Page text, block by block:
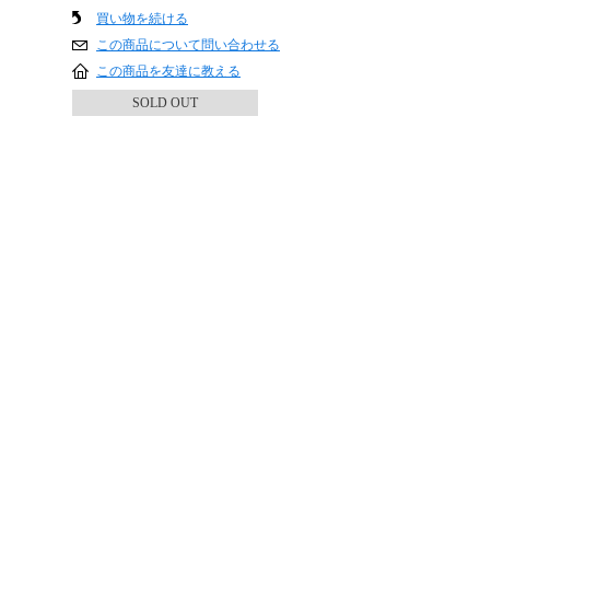
買い物を続ける
この商品について問い合わせる
この商品を友達に教える
SOLD OUT